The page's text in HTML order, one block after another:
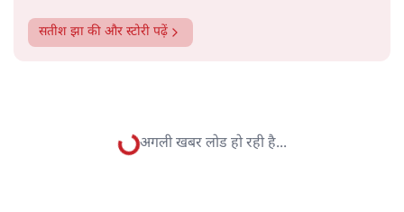
विश्लेषणात्मक और मानवीय स्वरों में से एक हैं। शिक्षा, समाज,